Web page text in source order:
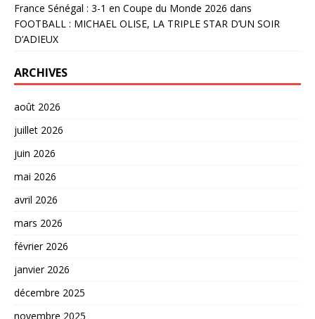
France Sénégal : 3-1 en Coupe du Monde 2026 dans
FOOTBALL : MICHAEL OLISE, LA TRIPLE STAR D’UN SOIR
D’ADIEUX
ARCHIVES
août 2026
juillet 2026
juin 2026
mai 2026
avril 2026
mars 2026
février 2026
janvier 2026
décembre 2025
novembre 2025